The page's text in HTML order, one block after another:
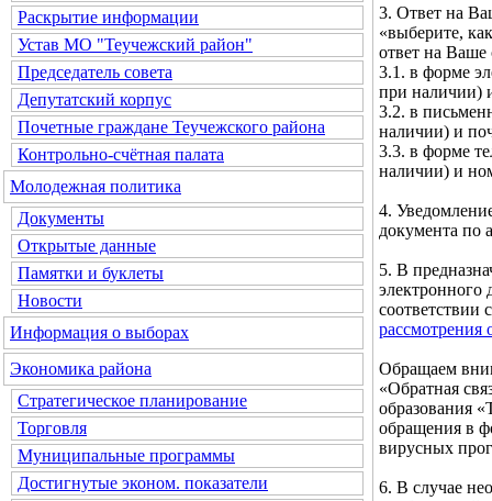
Раскрытие информации
Устав МО "Теучежский район"
Председатель совета
Депутатский корпус
Почетные граждане Теучежского района
Контрольно-счётная палата
Молодежная политика
Документы
Открытые данные
Памятки и буклеты
Новости
Информация о выборах
Экономика района
Стратегическое планирование
Торговля
Муниципальные программы
Достигнутые эконом. показатели
3. Ответ на
«выберите,
ответ на
3.1. в форме
при наличии)
3.2. в
наличии) и
3.3. в форме
наличии) и
4.
документа по
5. В
электронного
соответствии
Обращаем
«Обратная
образования
обращения в
вирусных
6. В случае